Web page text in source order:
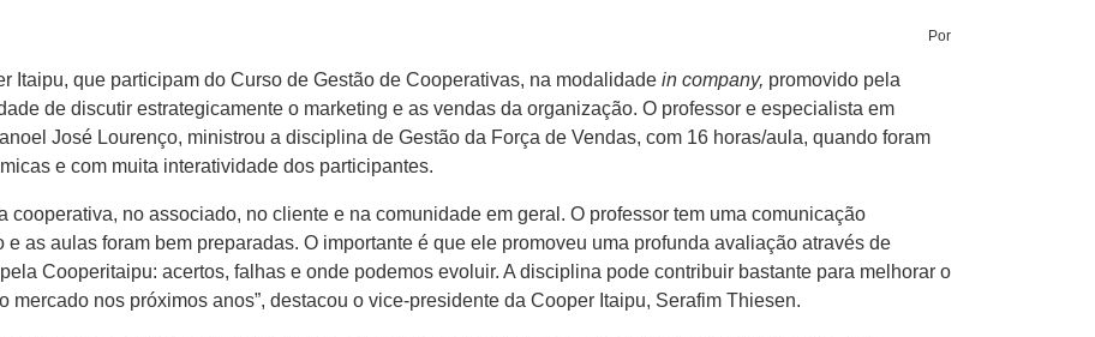
Por
Itaipu, que participam do Curso de Gestão de Cooperativas, na modalidade in company, promovido pela
de discutir estrategicamente o marketing e as vendas da organização. O professor e especialista em
José Lourenço, ministrou a disciplina de Gestão da Força de Vendas, com 16 horas/aula, quando foram
e com muita interatividade dos participantes.
cooperativa, no associado, no cliente e na comunidade em geral. O professor tem uma comunicação
as aulas foram bem preparadas. O importante é que ele promoveu uma profunda avaliação através de
Cooperitaipu: acertos, falhas e onde podemos evoluir. A disciplina pode contribuir bastante para melhorar o
nos próximos anos”, destacou o vice-presidente da Cooper Itaipu, Serafim Thiesen.